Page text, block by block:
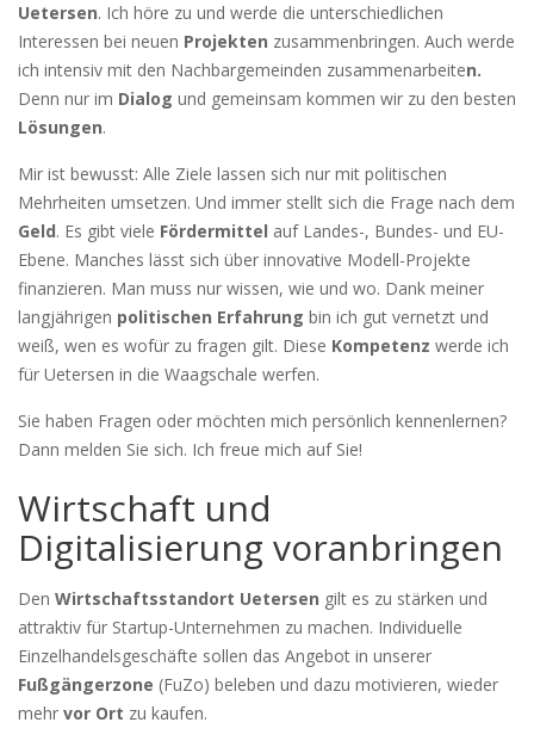
Uetersen. Ich höre zu und werde die unterschiedlichen
Interessen bei neuen Projekten zusammenbringen. Auch werde
ich intensiv mit den Nachbargemeinden zusammenarbeiten.
Denn nur im Dialog und gemeinsam kommen wir zu den besten
Lösungen.
Mir ist bewusst: Alle Ziele lassen sich nur mit politischen
Mehrheiten umsetzen. Und immer stellt sich die Frage nach dem
Geld. Es gibt viele Fördermittel auf Landes-, Bundes- und EU-
Ebene. Manches lässt sich über innovative Modell-Projekte
finanzieren. Man muss nur wissen, wie und wo. Dank meiner
langjährigen politischen Erfahrung bin ich gut vernetzt und
weiß, wen es wofür zu fragen gilt. Diese Kompetenz werde ich
für Uetersen in die Waagschale werfen.
Sie haben Fragen oder möchten mich persönlich kennenlernen?
Dann melden Sie sich. Ich freue mich auf Sie!
Wirtschaft und
Digitalisierung voranbringen
Den Wirtschaftsstandort Uetersen gilt es zu stärken und
attraktiv für Startup-Unternehmen zu machen. Individuelle
Einzelhandelsgeschäfte sollen das Angebot in unserer
Fußgängerzone (FuZo) beleben und dazu motivieren, wieder
mehr vor Ort zu kaufen.